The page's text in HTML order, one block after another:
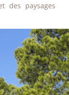
des paysages